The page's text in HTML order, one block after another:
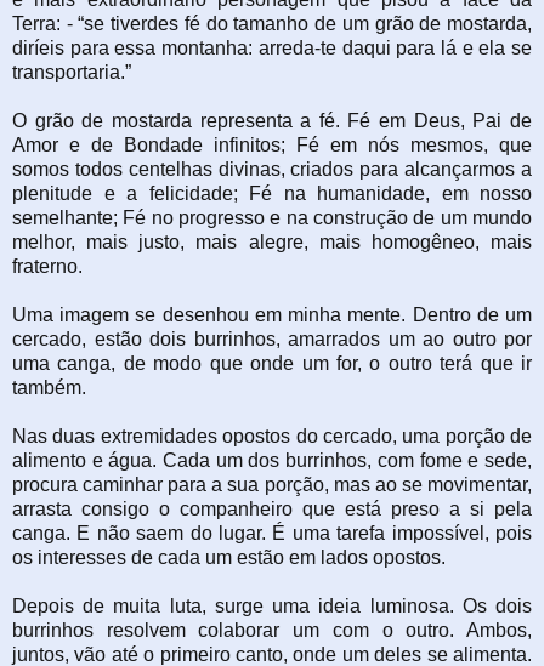
Terra: - “se tiverdes fé do tamanho de um grão de mostarda,
diríeis para essa montanha: arreda-te daqui para lá e ela se
transportaria.”
O grão de mostarda representa a fé. Fé em Deus, Pai de
Amor e de Bondade infinitos; Fé em nós mesmos, que
somos todos centelhas divinas, criados para alcançarmos a
plenitude e a felicidade; Fé na humanidade, em nosso
semelhante; Fé no progresso e na construção de um mundo
melhor, mais justo, mais alegre, mais homogêneo, mais
fraterno.
Uma imagem se desenhou em minha mente. Dentro de um
cercado, estão dois burrinhos, amarrados um ao outro por
uma canga, de modo que onde um for, o outro terá que ir
também.
Nas duas extremidades opostos do cercado, uma porção de
alimento e água. Cada um dos burrinhos, com fome e sede,
procura caminhar para a sua porção, mas ao se movimentar,
arrasta consigo o companheiro que está preso a si pela
canga. E não saem do lugar. É uma tarefa impossível, pois
os interesses de cada um estão em lados opostos.
Depois de muita luta, surge uma ideia luminosa. Os dois
burrinhos resolvem colaborar um com o outro. Ambos,
juntos, vão até o primeiro canto, onde um deles se alimenta.